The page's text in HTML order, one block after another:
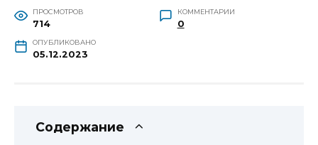
ПРОСМОТРОВ
714
КОММЕНТАРИИ
0
ОПУБЛИКОВАНО
05.12.2023
Содержание